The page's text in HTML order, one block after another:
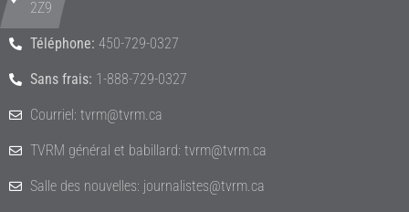
2Z9
Téléphone: 450-729-0327
Sans frais: 1-888-729-0327
Courriel: tvrm@tvrm.ca
TVRM général et babillard: tvrm@tvrm.ca
Salle des nouvelles: journalistes@tvrm.ca